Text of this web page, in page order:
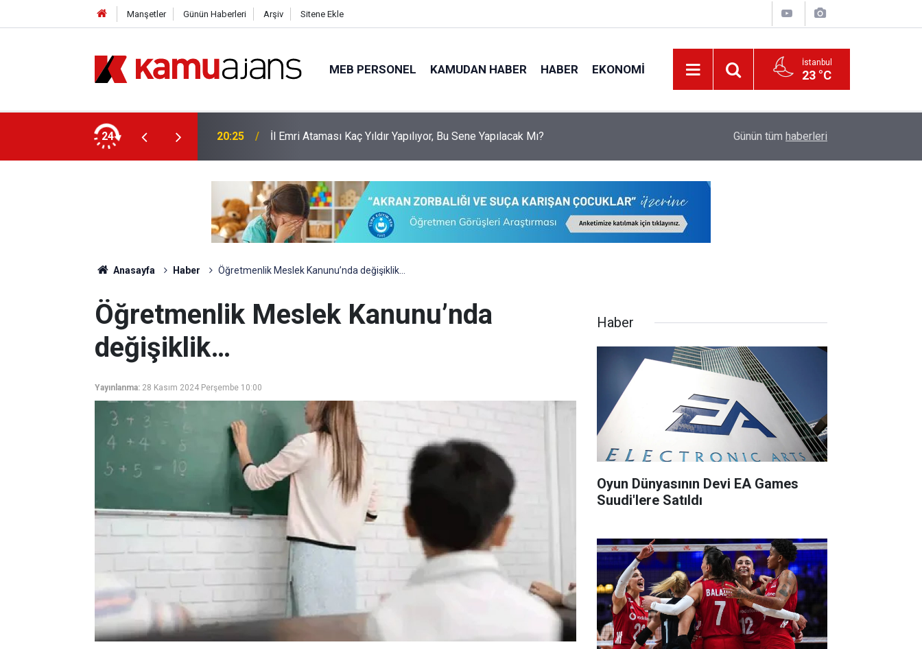
Manşetler Günün Haberleri Arşiv Sitene Ekle
MEB PERSONEL KAMUDAN HABER HABER EKONOMI İstanbul
23 °C
24 20:25 İl Emri Ataması Kaç Yıldır Yapılıyor, Bu Sene Yapılacak Mı? O Öğretmenlerin Yaz Tatili 17 Ağustos'ta Sona
Günün tüm haberleri
Anasayfa Haber Öğretmenlik Meslek Kanunu’nda değişiklik…
Öğretmenlik Meslek Kanunu’nda
değişiklik…
Yayınlanma: 28 Kasım 2024 Perşembe 10:00
Haber
Oyun Dünyasının Devi EA Games
Suudi'lere Satıldı